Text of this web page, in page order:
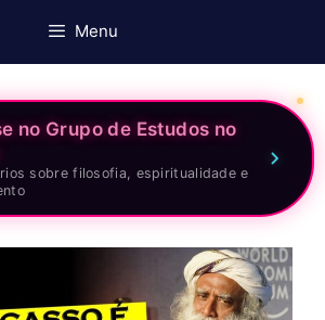
Menu
no Grupo de Estudos no
sobre filosofia, espiritualidade e